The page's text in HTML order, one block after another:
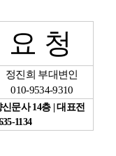
요 청
정진희 부대변인
010-9534-9310
신문사14층 |대표전
1134